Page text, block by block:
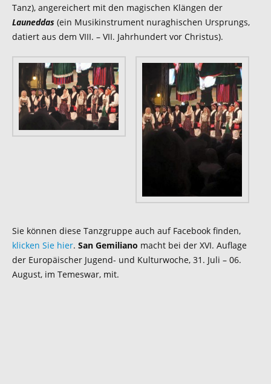
Tanz), angereichert mit den magischen Klängen der
Launeddas (ein Musikinstrument nuraghischen Ursprungs,
datiert aus dem VIII. – VII. Jahrhundert vor Christus).
Sie können diese Tanzgruppe auch auf Facebook finden,
klicken Sie hier. San Gemiliano macht bei der XVI. Auflage
der Europäischer Jugend- und Kulturwoche, 31. Juli – 06.
August, im Temeswar, mit.